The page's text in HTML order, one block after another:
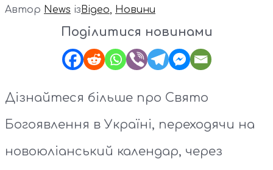
Автор News із Відео, Новини
Поділитися новинами
Дізнайтеся більше про Свято
Богоявлення в Україні, переходячи на
новоюліанський календар, через